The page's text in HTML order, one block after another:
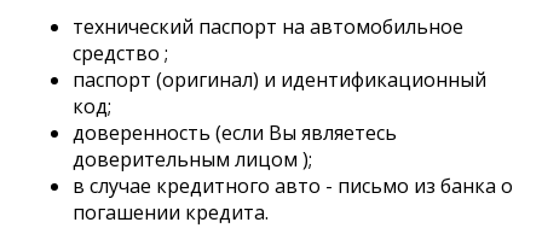
технический паспорт на автомобильное
средство ;
паспорт (оригинал) и идентификационный
код;
доверенность (если Вы являетесь
доверительным лицом );
в случае кредитного авто - письмо из банка о
погашении кредита.